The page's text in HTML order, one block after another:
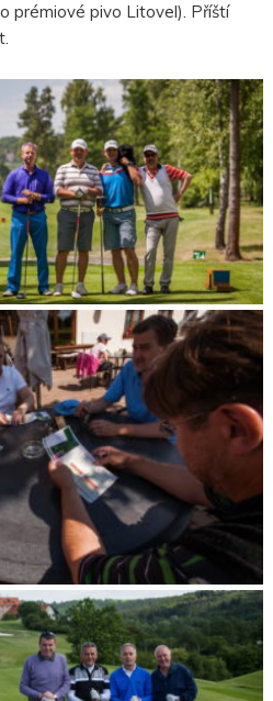
prémiové pivo Litovel). Příští